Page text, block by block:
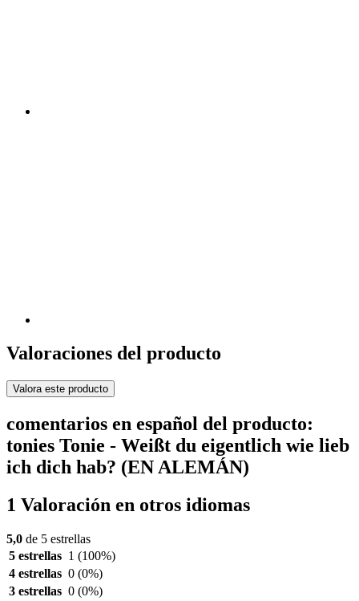
Valoraciones del producto
Valora este producto
comentarios en español del producto:
tonies Tonie - Weißt du eigentlich wie lieb
ich dich hab? (EN ALEMÁN)
1 Valoración en otros idiomas
5,0 de 5 estrellas
5 estrellas 1 (100%)
4 estrellas 0 (0%)
3 estrellas 0 (0%)